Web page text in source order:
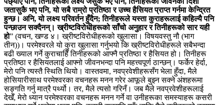
जतासुकै भए पनि, यो सबै राम्रो प्रतिष्ठा र उच्‍च हैसियत प्राप्त गर्नमा केन्द्रित
हुन्छ। अनि, यो लक्ष्य परिवर्तन हुँदैन; तिनीहरूले यस्ता कुराहरूलाई कहिल्यै पनि
पन्छाउन सक्दैनन्। ख्रीष्टविरोधीहरूको साँचो अनुहार र तिनीहरूको सार यही
हो” (वचन, खण्ड ४। ख्रीष्टविरोधीहरूको खुलासा। विषयवस्तु नौ (भाग
तीन)) । परमेश्‍वरले यो कुरा खुलासा गर्नुभयो कि ख्रीष्टविरोधीहरूले सबैभन्दा
बढी ख्याल गर्ने कुराचाहिँ तिनीहरूको आफ्नै प्रतिष्ठा र हैसियत हो। तिनीहरू
प्रतिष्ठा र हैसियतलाई आफ्नो जीवनभन्दा पनि महत्त्वपूर्ण ठान्छन्। फर्केर हेर्दा,
मेरो पनि त्यस्तै स्थिति थियो। वास्तवमा, नवप्रवेशीहरूसँग भेला हुँदा, मैले
होसियारीसाथ परमेश्‍वरका वचनहरू मनन गरेर आफूले बुझ्न सक्ने अंशहरूमा
सङ्गति गर्नु मात्रै पर्थ्यो। तर, मैले त्यसो गरिनँ। जब मैले नवप्रवेशीहरूलाई
देखेँ, मेरो ध्यान परमेश्‍वरका वचनहरू मनन गर्ने वा उनीहरूका समस्याहरू कसरी